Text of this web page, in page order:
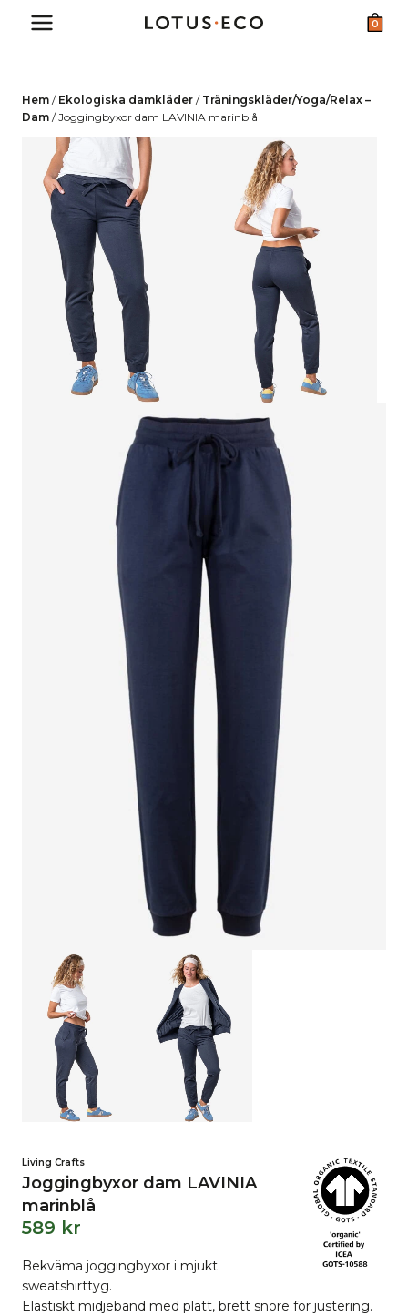
0
Hem / Ekologiska damkläder / Träningskläder/Yoga/Relax –
Dam /Joggingbyxor dam LAVINIA marinblå
Living Crafts
Joggingbyxor dam LAVINIA
marinblå
589 kr
Bekväma joggingbyxor i mjukt
sweatshirttyg.
Elastiskt midjeband med platt, brett snöre för justering.